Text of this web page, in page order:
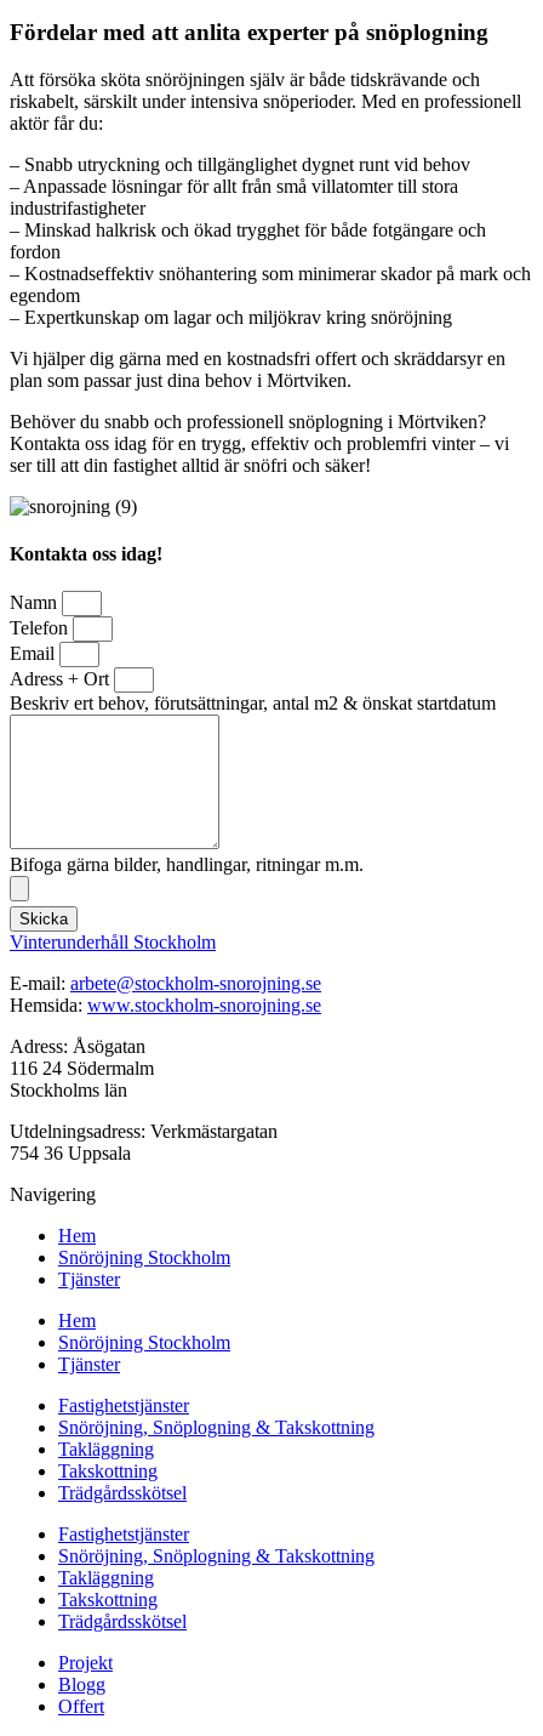
Fördelar med att anlita experter på snöplogning
Att försöka sköta snöröjningen själv är både tidskrävande och
riskabelt, särskilt under intensiva snöperioder. Med en professionell
aktör får du:
– Snabb utryckning och tillgänglighet dygnet runt vid behov
– Anpassade lösningar för allt från små villatomter till stora
industrifastigheter
– Minskad halkrisk och ökad trygghet för både fotgängare och
fordon
– Kostnadseffektiv snöhantering som minimerar skador på mark och
egendom
– Expertkunskap om lagar och miljökrav kring snöröjning
Vi hjälper dig gärna med en kostnadsfri offert och skräddarsyr en
plan som passar just dina behov i Mörtviken.
Behöver du snabb och professionell snöplogning i Mörtviken?
Kontakta oss idag för en trygg, effektiv och problemfri vinter – vi
ser till att din fastighet alltid är snöfri och säker!
Kontakta oss idag!
Namn
Telefon
Email
Adress + Ort
Beskriv ert behov, förutsättningar, antal m2 & önskat startdatum
Bifoga gärna bilder, handlingar, ritningar m.m.
Skicka
Vinterunderhåll Stockholm
E-mail: arbete@stockholm-snorojning.se
Hemsida: www.stockholm-snorojning.se
Adress: Åsögatan
116 24 Södermalm
Stockholms län
Utdelningsadress: Verkmästargatan
754 36 Uppsala
Navigering
Hem
Snöröjning Stockholm
Tjänster
Hem
Snöröjning Stockholm
Tjänster
Fastighetstjänster
Snöröjning, Snöplogning & Takskottning
Takläggning
Takskottning
Trädgårdsskötsel
Fastighetstjänster
Snöröjning, Snöplogning & Takskottning
Takläggning
Takskottning
Trädgårdsskötsel
Projekt
Blogg
Offert